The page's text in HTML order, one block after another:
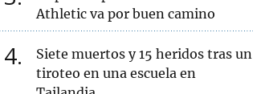
Athletic va por buen camino
4
Siete muertos y 15 heridos tras un
tiroteo en una escuela en